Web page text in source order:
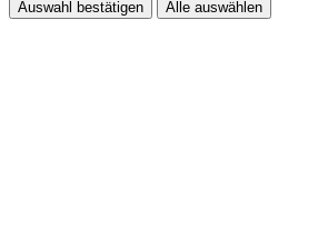
Auswahl bestätigen Alle auswählen